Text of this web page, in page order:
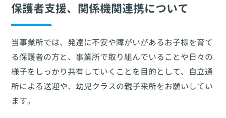
保護者支援、関係機関連携について
当事業所では、発達に不安や障がいがあるお子様を育て
る保護者の方と、事業所で取り組んでいることや日々の
様子をしっかり共有していくことを目的として、自立通
所による送迎や、幼児クラスの親子来所をお願いしてい
ます。